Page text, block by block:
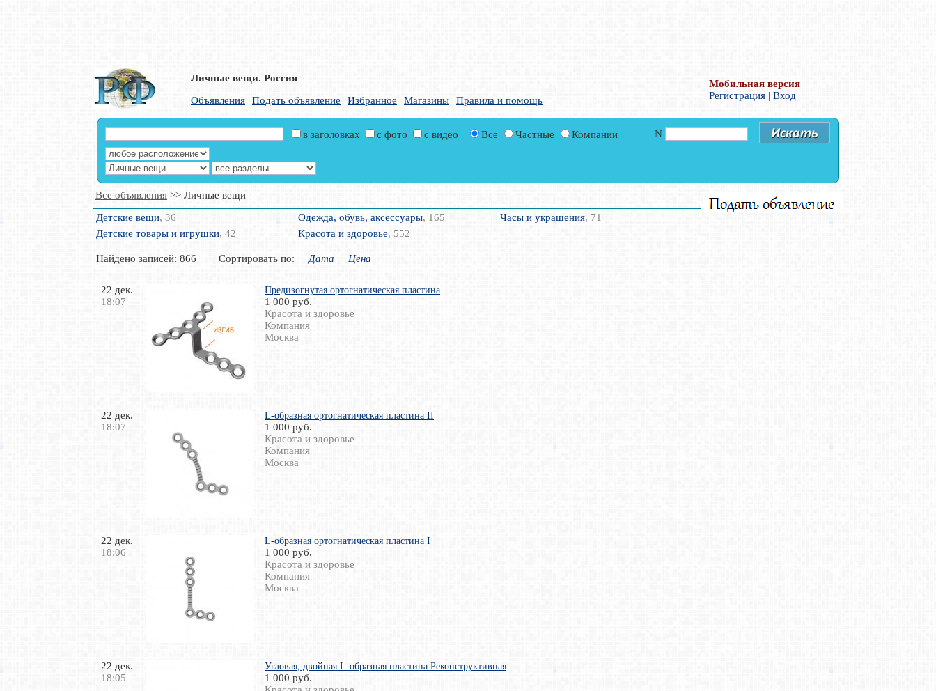
Личные вещи. Россия
Объявления
Подать объявление Избранное Магазины Правила и помощь
Мобильная версия
Регистрация | Вход
в заголовках с фото Все Частные Компании N
Все объявления >> Личные вещи
Детские вещи, 36 Одежда, обувь, аксессуары, 165 Часы и украшения, 71
Детские товары и игрушки, 42 Красота и здоровье, 552
Найдено записей: 866 Сортировать по: Дата Цена
22 дек.
18:07
Предизогнутая ортогнатическая пластина
1 000 руб.
Красота и здоровье
Компания
Москва
22 дек.
18:07
L-образная ортогнатическая пластина II
1 000 руб.
Красота и здоровье
Компания
Москва
22 дек.
18:06
L-образная ортогнатическая пластина I
1 000 руб.
Красота и здоровье
Компания
Москва
22 дек.
18:05
Угловая, двойная L-образная пластина Реконструктивная
1 000 руб.